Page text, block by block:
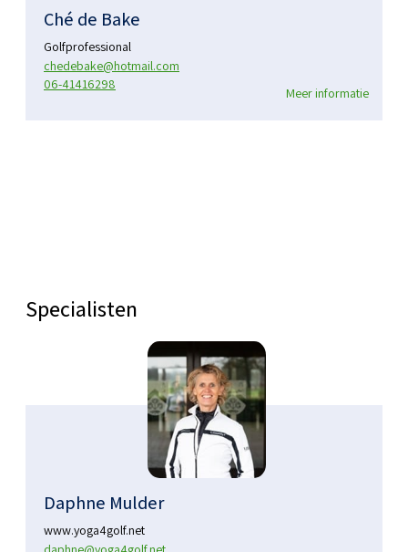
Ché de Bake
Golfprofessional
chedebake@hotmail.com
06-41416298
Meer informatie
Specialisten
Daphne Mulder
www.yoga4golf.net